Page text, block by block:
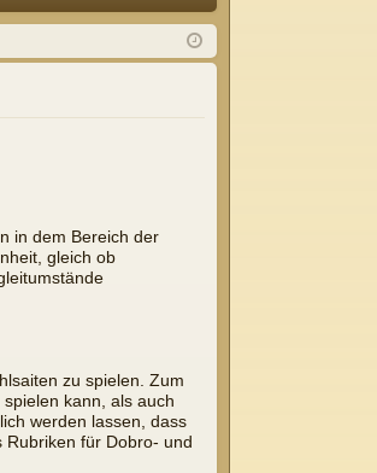
Q m
el
ist
rie
in dem Bereich der
gleich ob
zu spielen. Zum
kann, als auch
werden lassen, dass
für Dobro- und